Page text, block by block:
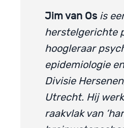
Jim van Os is
herstelgerichte
hoogleraar
epidemiologie
Divisie
Utrecht. Hij
raakvlak van